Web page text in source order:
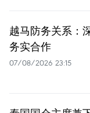
越马防务关系：
务实合作
07/08/2026 23:15